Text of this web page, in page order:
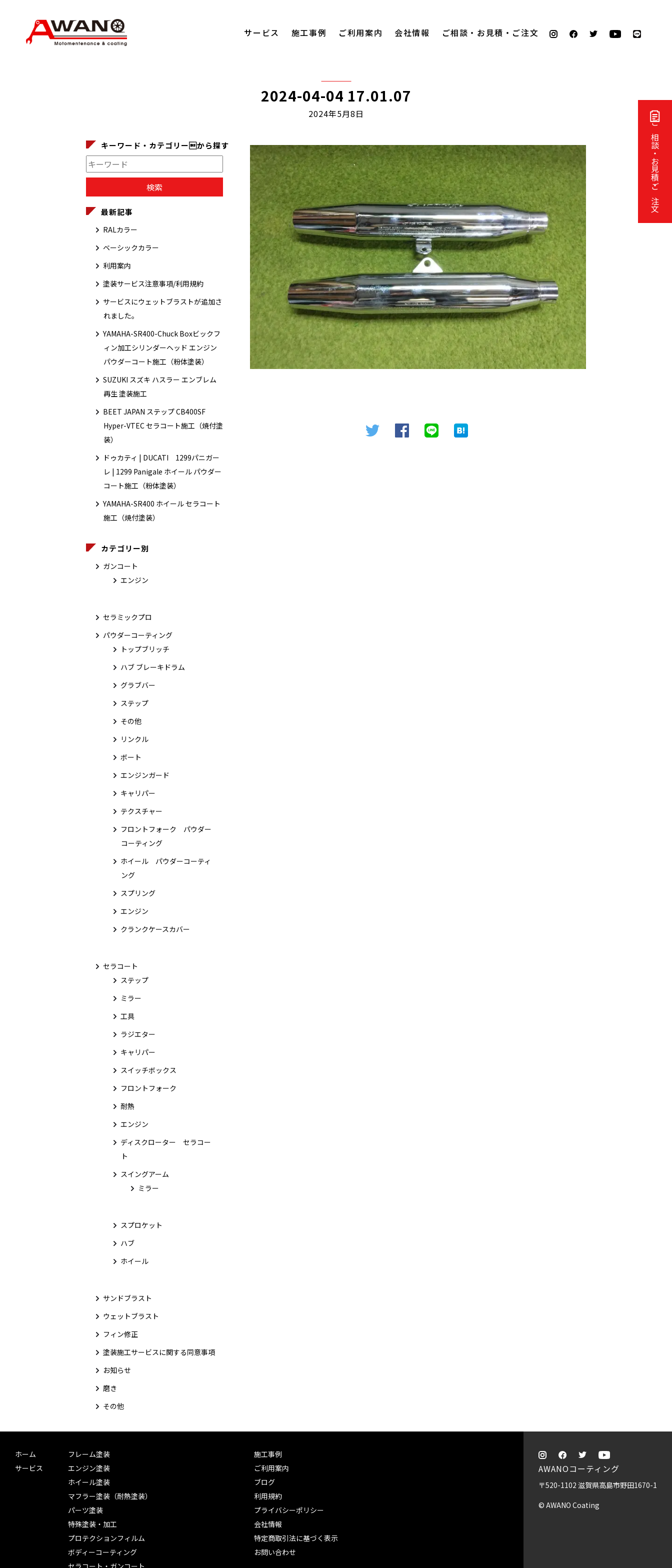
ご相談・お見積・ご注文
サービス 施工事例 ご利用案内 会社情報 ご相談・お見積・ご注文
2024-04-04 17.01.07
2024年5月8日
キーワード・カテゴリーから探す
最新記事
RALカラー
ベーシックカラー
利用案内
塗装サービス注意事項/利用規約
サービスにウェットブラストが追加さ
れました。
YAMAHA-SR400-Chuck Boxビックフ
ィン加工シリンダーヘッド エンジン
パウダーコート施工（粉体塗装）
SUZUKI スズキ ハスラー エンブレム
再生 塗装施工
BEET JAPAN ステップ CB400SF
Hyper-VTEC セラコート施工（焼付塗
装）
ドゥカティ | DUCATI 1299パニガー
レ | 1299 Panigale ホイール パウダー
コート施工（粉体塗装）
YAMAHA-SR400 ホイール セラコート
施工（焼付塗装）
カテゴリー別
ガンコート
エンジン
セラミックプロ
パウダーコーティング
トップブリッチ
ハブ ブレーキドラム
グラブバー
ステップ
その他
リンクル
ボート
エンジンガード
キャリパー
テクスチャー
フロントフォーク パウダー
コーティング
ホイール パウダーコーティ
ング
スプリング
エンジン
クランクケースカバー
セラコート
ステップ
ミラー
工具
ラジエター
キャリパー
スイッチボックス
フロントフォーク
耐熱
エンジン
ディスクローター セラコー
ト
スイングアーム
ミラー
スプロケット
ハブ
ホイール
サンドブラスト
ウェットブラスト
フィン修正
塗装施工サービスに関する同意事項
お知らせ
磨き
その他
ホーム
サービス
フレーム塗装
エンジン塗装
ホイール塗装
マフラー塗装（耐熱塗装）
パーツ塗装
特殊塗装・加工
プロテクションフィルム
ボディーコーティング
セラコート・ガンコート
施工事例
ご利用案内
ブログ
利用規約
プライバシーポリシー
会社情報
特定商取引法に基づく表示
お問い合わせ
AWANOコーティング
〒520-1102 滋賀県高島市野田1670-1
© AWANO Coating